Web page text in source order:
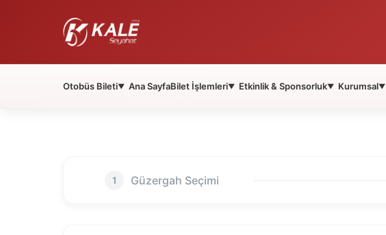
Otobüs Bileti▼ Ana SayfaBilet İşlemleri▼ Etkinlik & Sponsorluk▼ Kurumsal▼
1 Güzergah Seçimi